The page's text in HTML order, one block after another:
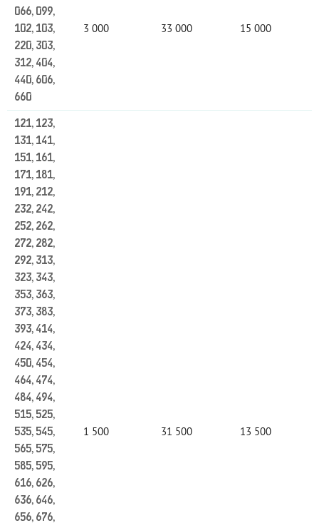
066, 099,
102, 103,
220, 303,
312, 404,
440, 606,
660
3 000 33 000 15 000
121, 123,
131, 141,
151, 161,
171, 181,
191, 212,
232, 242,
252, 262,
272, 282,
292, 313,
323, 343,
353, 363,
373, 383,
393, 414,
424, 434,
450, 454,
464, 474,
484, 494,
515, 525,
535, 545,
565, 575,
585, 595,
616, 626,
636, 646,
656, 676,
1 500 31 500 13 500